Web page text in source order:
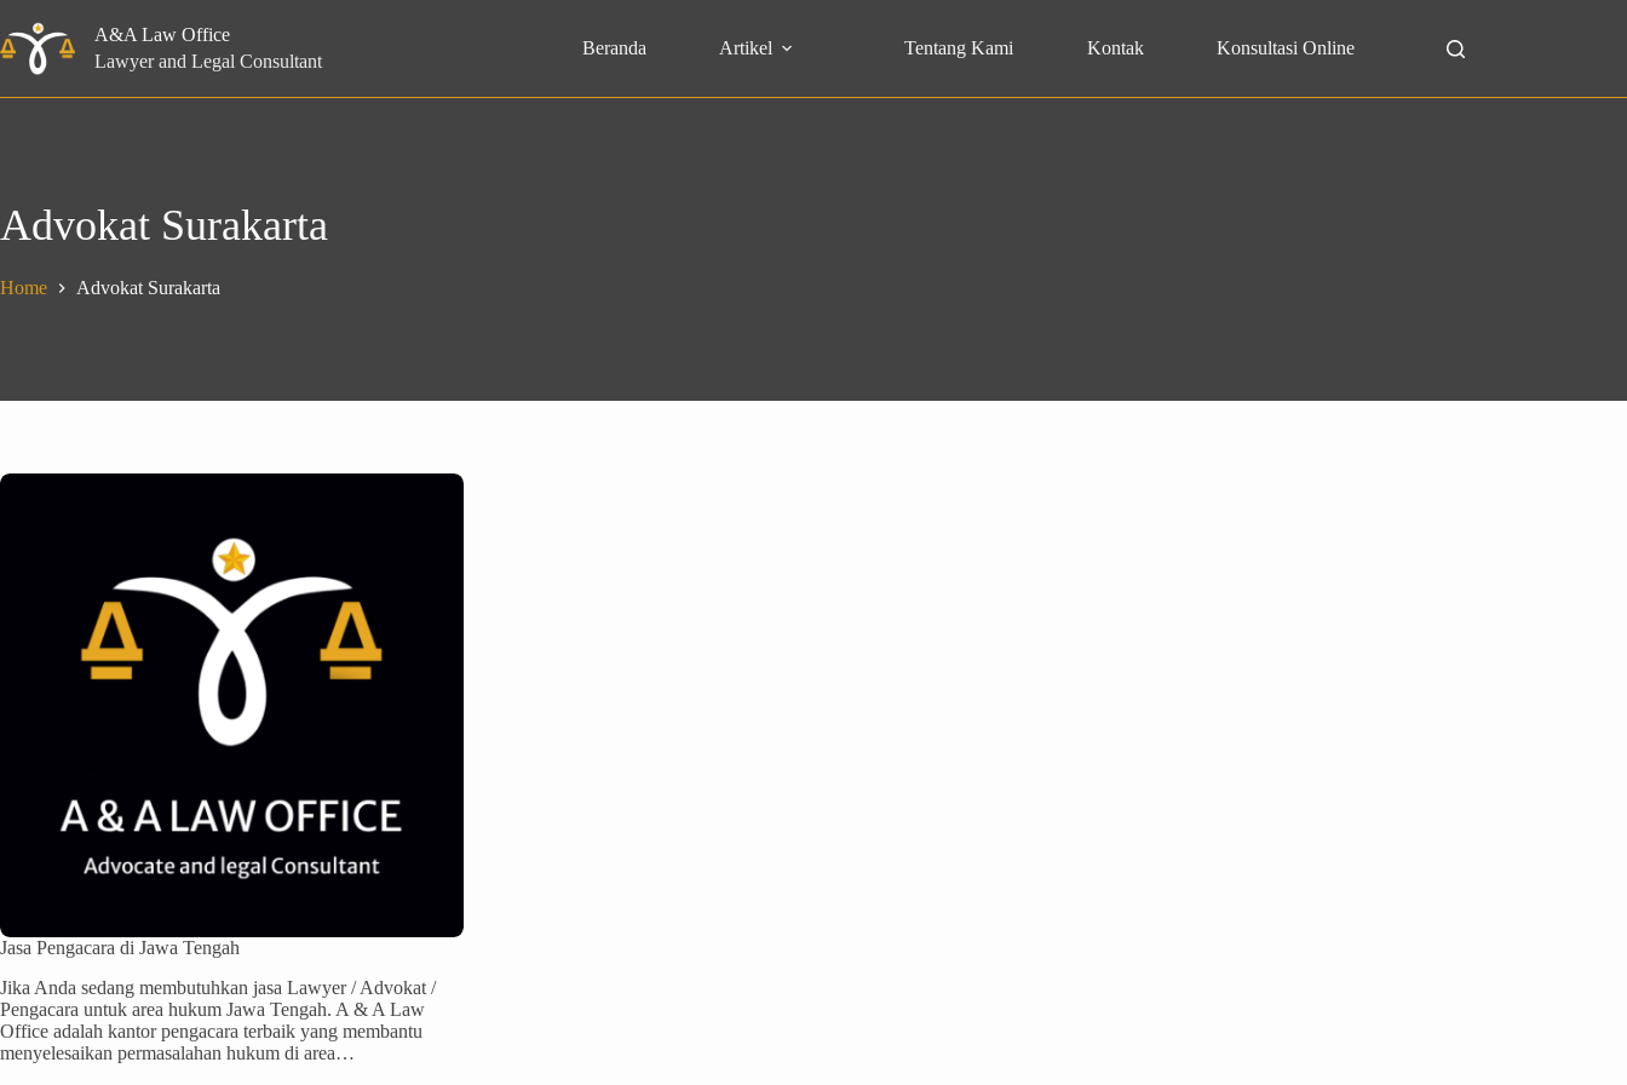
to
content
A&A Law Office
Lawyer and Legal Consultant
Beranda Artikel Tentang Kami Kontak Konsultasi Online
Advokat Surakarta
Home Advokat Surakarta
Jasa Pengacara di Jawa Tengah
Jika Anda sedang membutuhkan jasa Lawyer / Advokat /
Pengacara untuk area hukum Jawa Tengah. A & A Law
Office adalah kantor pengacara terbaik yang membantu
menyelesaikan permasalahan hukum di area…